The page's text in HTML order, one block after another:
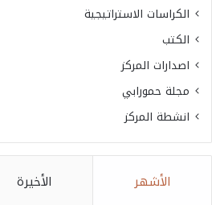
الكراسات الاستراتيجية
الكتب
اصدارات المركز
مجلة حمورابي
انشطة المركز
الأشهر الأخيرة